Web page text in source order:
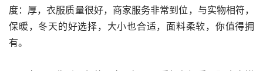
度：厚，衣服质量很好，商家服务非常到位，与实物相符，
保暖，冬天的好选择，大小也合适，面料柔软，你值得拥
有。